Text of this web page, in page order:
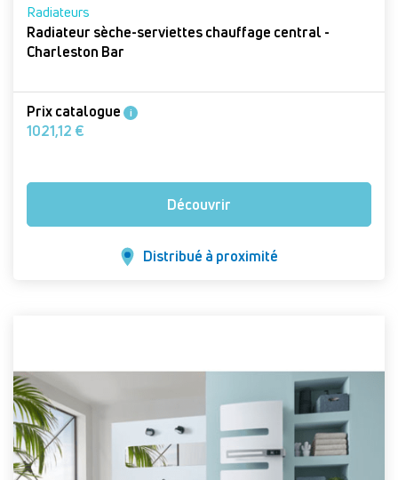
Radiateurs
Radiateur sèche-serviettes chauffage central -
Charleston Bar
Prix catalogue i
1021,12 €
Découvrir
Distribué à proximité